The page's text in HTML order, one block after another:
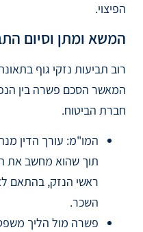
הפיצוי.
המשא ומתן וסיום
רוב תביעות נזקי גוף
המאשר הסכם פשרה בין
חברת הביטוח.
המו"מ: עורך הדין
תוך שהוא מחשב את
ראשי הנזק, בהתאם
השכר.
פשרה מול הליך